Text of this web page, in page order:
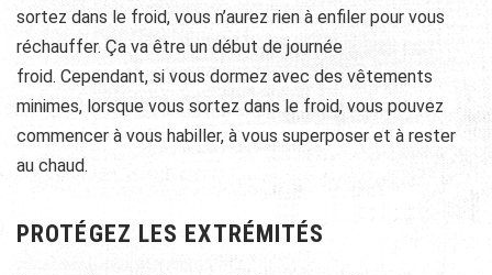
sortez dans le froid, vous n’aurez rien à enfiler pour vous
réchauffer. Ça va être un début de journée
froid. Cependant, si vous dormez avec des vêtements
minimes, lorsque vous sortez dans le froid, vous pouvez
commencer à vous habiller, à vous superposer et à rester
au chaud.
PROTÉGEZ LES EXTRÉMITÉS